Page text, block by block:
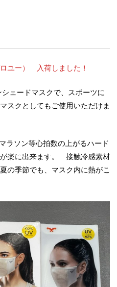
ユー） 入荷しました！
ェードマスクで、スポーツに
スクとしてもご使用いただけま
ラソン等心拍数の上がるハード
楽に出来ます。 接触冷感素材
の季節でも、マスク内に熱がこ